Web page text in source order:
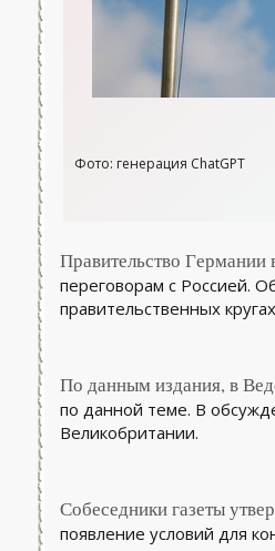
Фото: генерация ChatGPT
Правительство Германии
переговорам с Россией.
правительственных
По данным издания, в
по данной теме. В
Великобритании.
Собеседники газеты
появление условий для